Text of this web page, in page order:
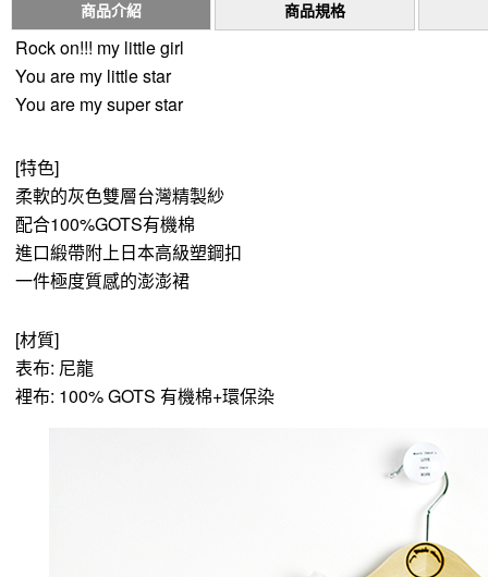
商品介紹 商品規格
Rock on!!! my little girl
You are my little star
You are my super star
[特色]
柔軟的灰色雙層台灣精製紗
配合100%GOTS有機棉
進口緞帶附上日本高級塑鋼扣
一件極度質感的澎澎裙
[材質]
表布: 尼龍
裡布: 100% GOTS 有機棉+環保染